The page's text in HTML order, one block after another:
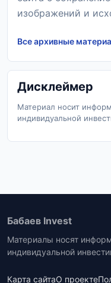
изображений и
Все архивные
Дисклеймер
Материал носит
индивидуальной
Бабаев Invest
Материалы носят
индивидуальной
Карта сайтаО проекте